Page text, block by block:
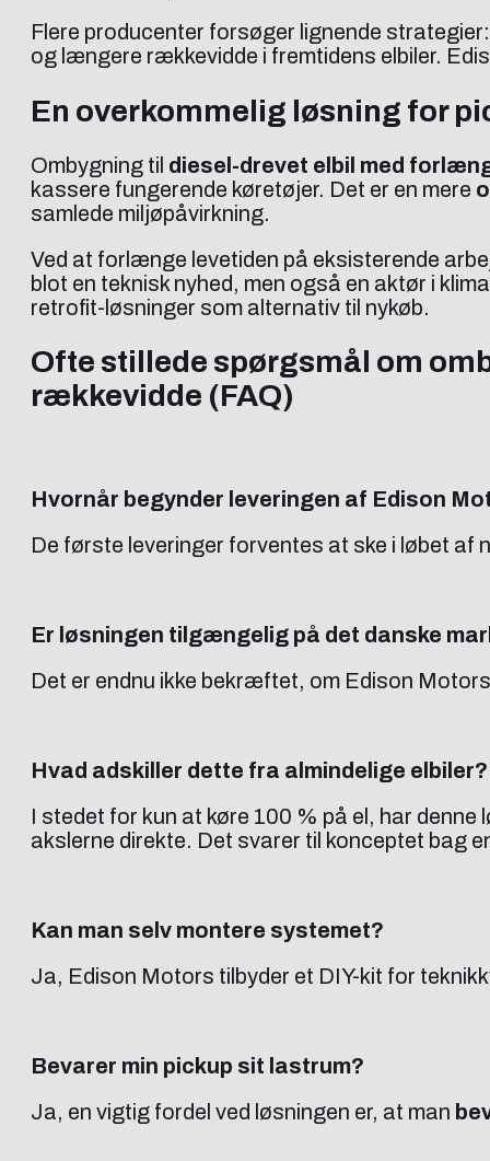
Flere producenter forsøger lignende
og længere rækkevidde i fremtidens elbiler.
En overkommelig løsning for
Ombygning til diesel-drevet elbil med
kassere fungerende køretøjer. Det er en mere
samlede miljøpåvirkning.
Ved at forlænge levetiden på eksisterende
blot en teknisk nyhed, men også en aktør i
retrofit-løsninger som alternativ til nykøb.
Ofte stillede spørgsmål om
rækkevidde (FAQ)
Hvornår begynder leveringen af Edison
De første leveringer forventes at ske i løbet
Er løsningen tilgængelig på det danske
Det er endnu ikke bekræftet, om Edison
Hvad adskiller dette fra almindelige elbiler?
I stedet for kun at køre 100 % på el, har
akslerne direkte. Det svarer til konceptet bag
Kan man selv montere systemet?
Ja, Edison Motors tilbyder et DIY-kit for
Bevarer min pickup sit lastrum?
Ja, en vigtig fordel ved løsningen er, at man